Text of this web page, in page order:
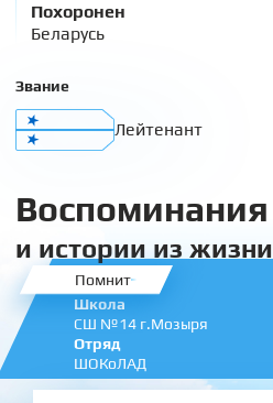
Похоронен
Беларусь
Звание
Лейтенант
Воспоминания
и истории из жизни
Помнит
Школа
СШ №14 г.Мозыря
Отряд
ШОКоЛАД